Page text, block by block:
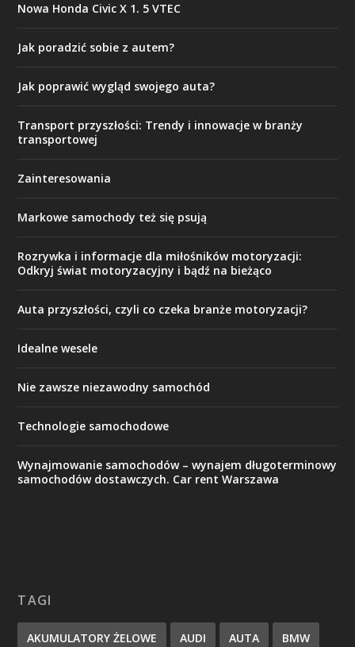
Nowa Honda Civic X 1. 5 VTEC
Jak poradzić sobie z autem?
Jak poprawić wygląd swojego auta?
Transport przyszłości: Trendy i innowacje w branży
transportowej
Zainteresowania
Markowe samochody też się psują
Rozrywka i informacje dla miłośników motoryzacji:
Odkryj świat motoryzacyjny i bądź na bieżąco
Auta przyszłości, czyli co czeka branże motoryzacji?
Idealne wesele
Nie zawsze niezawodny samochód
Technologie samochodowe
Wynajmowanie samochodów – wynajem długoterminowy
samochodów dostawczych. Car rent Warszawa
TAGI
AKUMULATORY ŻELOWE AUDI AUTA BMW